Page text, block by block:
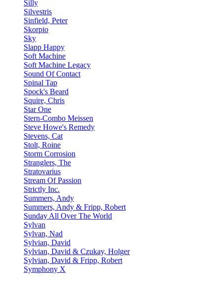
Silly
Silvestris
Sinfield, Peter
Skorpio
Sky
Slapp Happy
Soft Machine
Soft Machine Legacy
Sound Of Contact
Spinal Tap
Spock's Beard
Squire, Chris
Star One
Stern-Combo Meissen
Steve Howe's Remedy
Stevens, Cat
Stolt, Roine
Storm Corrosion
Stranglers, The
Stratovarius
Stream Of Passion
Strictly Inc.
Summers, Andy
Summers, Andy & Fripp, Robert
Sunday All Over The World
Sylvan
Sylvan, Nad
Sylvian, David
Sylvian, David & Czukay, Holger
Sylvian, David & Fripp, Robert
Symphony X